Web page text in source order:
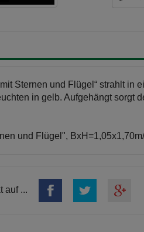
Sternen und Flügel“ strahlt in
in gelb. Aufgehängt sorgt
und Flügel",
auf ...